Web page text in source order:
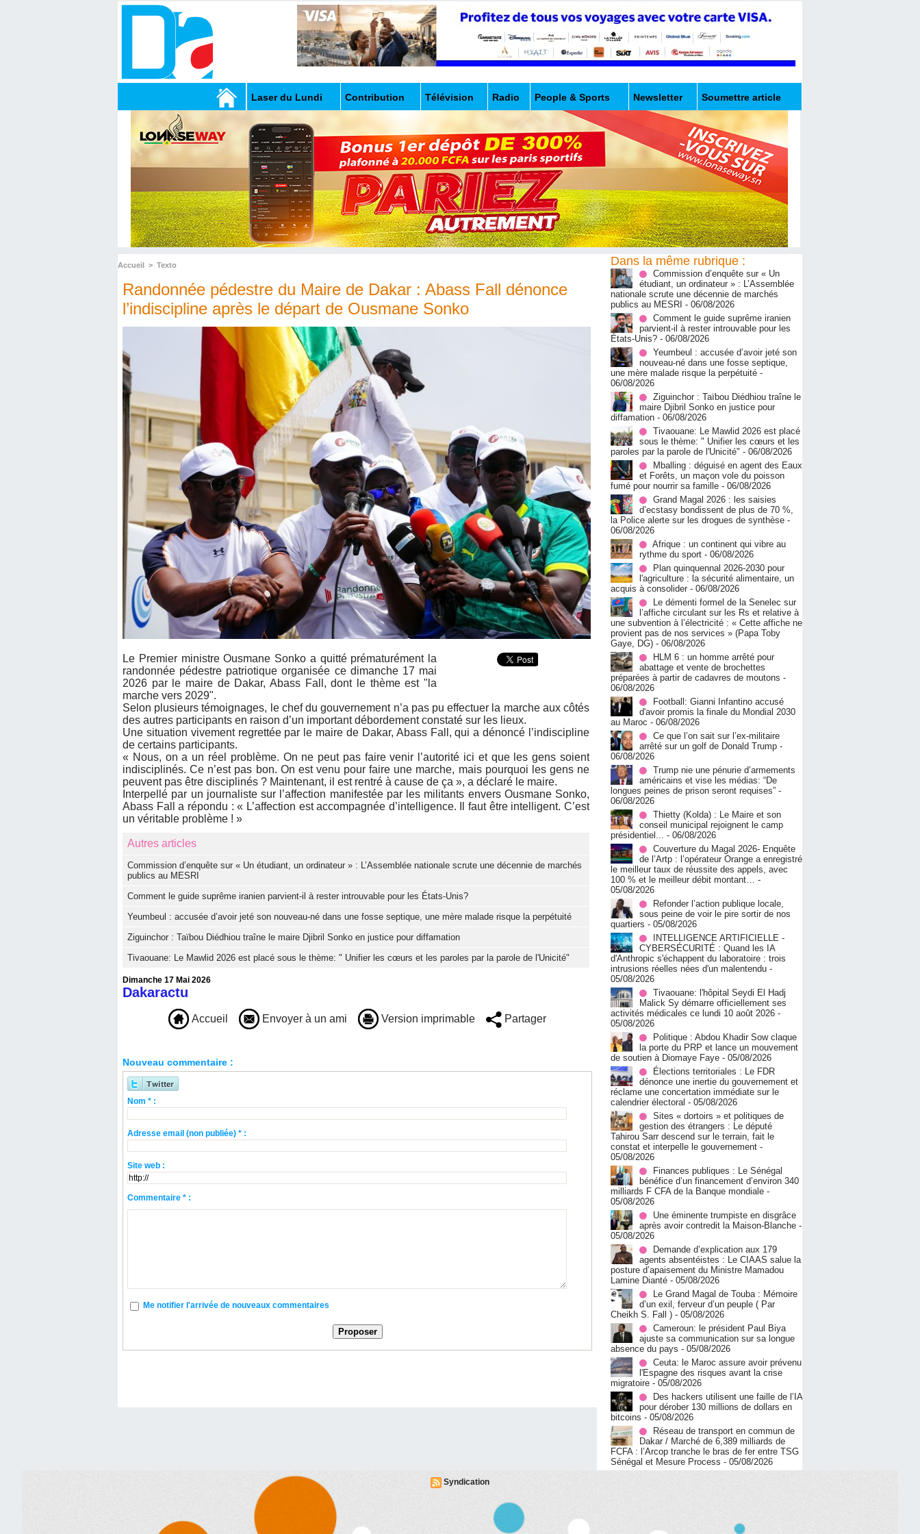
Laser du Lundi Contribution Télévision Radio People & Sports Newsletter Soumettre article
Accueil > Texto
Randonnée pédestre du Maire de Dakar : Abass Fall dénonce
l’indiscipline après le départ de Ousmane Sonko
Le Premier ministre Ousmane Sonko a quitté prématurément la
randonnée pédestre patriotique organisée ce dimanche 17 mai
2026 par le maire de Dakar, Abass Fall, dont le thème est "la
marche vers 2029".
Selon plusieurs témoignages, le chef du gouvernement n’a pas pu effectuer la marche aux côtés
des autres participants en raison d’un important débordement constaté sur les lieux.
Une situation vivement regrettée par le maire de Dakar, Abass Fall, qui a dénoncé l’indiscipline
de certains participants.
« Nous, on a un réel problème. On ne peut pas faire venir l’autorité ici et que les gens soient
indisciplinés. Ce n’est pas bon. On est venu pour faire une marche, mais pourquoi les gens ne
peuvent pas être disciplinés ? Maintenant, il est rentré à cause de ça », a déclaré le maire.
Interpellé par un journaliste sur l’affection manifestée par les militants envers Ousmane Sonko,
Abass Fall a répondu : « L’affection est accompagnée d’intelligence. Il faut être intelligent. C’est
un véritable problème ! »
Autres articles
Commission d’enquête sur « Un étudiant, un ordinateur » : L’Assemblée nationale scrute une décennie de marchés
publics au MESRI
Comment le guide suprême iranien parvient-il à rester introuvable pour les États-Unis?
Yeumbeul : accusée d’avoir jeté son nouveau-né dans une fosse septique, une mère malade risque la perpétuité
Ziguinchor : Taïbou Diédhiou traîne le maire Djibril Sonko en justice pour diffamation
Tivaouane: Le Mawlid 2026 est placé sous le thème: " Unifier les cœurs et les paroles par la parole de l'Unicité"
Dimanche 17 Mai 2026
Dakaractu
Accueil Envoyer à un ami Version imprimable Partager
Nouveau commentaire :
Nom * :
Adresse email (non publiée) * :
Site web :
Commentaire * :
Me notifier l'arrivée de nouveaux commentaires
Dans la même rubrique :
Commission d’enquête sur « Un
étudiant, un ordinateur » : L’Assemblée
nationale scrute une décennie de marchés
publics au MESRI - 06/08/2026
Comment le guide suprême iranien
parvient-il à rester introuvable pour les
États-Unis? - 06/08/2026
Yeumbeul : accusée d’avoir jeté son
nouveau-né dans une fosse septique,
une mère malade risque la perpétuité -
06/08/2026
Ziguinchor : Taïbou Diédhiou traîne le
maire Djibril Sonko en justice pour
diffamation - 06/08/2026
Tivaouane: Le Mawlid 2026 est placé
sous le thème: " Unifier les cœurs et les
paroles par la parole de l'Unicité" - 06/08/2026
Mballing : déguisé en agent des Eaux
et Forêts, un maçon vole du poisson
fumé pour nourrir sa famille - 06/08/2026
Grand Magal 2026 : les saisies
d’ecstasy bondissent de plus de 70 %,
la Police alerte sur les drogues de synthèse -
06/08/2026
Afrique : un continent qui vibre au
rythme du sport - 06/08/2026
Plan quinquennal 2026-2030 pour
l'agriculture : la sécurité alimentaire, un
acquis à consolider - 06/08/2026
Le démenti formel de la Senelec sur
l’affiche circulant sur les Rs et relative à
une subvention à l’électricité : « Cette affiche ne
provient pas de nos services » (Papa Toby
Gaye, DG) - 06/08/2026
HLM 6 : un homme arrêté pour
abattage et vente de brochettes
préparées à partir de cadavres de moutons -
06/08/2026
Football: Gianni Infantino accusé
d'avoir promis la finale du Mondial 2030
au Maroc - 06/08/2026
Ce que l’on sait sur l’ex-militaire
arrêté sur un golf de Donald Trump -
06/08/2026
Trump nie une pénurie d’armements
américains et vise les médias: “De
longues peines de prison seront requises” -
06/08/2026
‎Thietty (Kolda) : Le Maire et son
conseil municipal rejoignent le camp
présidentiel... - 06/08/2026
Couverture du Magal 2026- Enquête
de l’Artp : l’opérateur Orange a enregistré
le meilleur taux de réussite des appels, avec
100 % et le meilleur débit montant… -
05/08/2026
Refonder l’action publique locale,
sous peine de voir le pire sortir de nos
quartiers - 05/08/2026
INTELLIGENCE ARTIFICIELLE -
CYBERSÉCURITÉ : Quand les IA
d'Anthropic s'échappent du laboratoire : trois
intrusions réelles nées d'un malentendu -
05/08/2026
Tivaouane: l'hôpital Seydi El Hadj
Malick Sy démarre officiellement ses
activités médicales ce lundi 10 août 2026 -
05/08/2026
Politique : Abdou Khadir Sow claque
la porte du PRP et lance un mouvement
de soutien à Diomaye Faye - 05/08/2026
Élections territoriales : Le FDR
dénonce une inertie du gouvernement et
réclame une concertation immédiate sur le
calendrier électoral - 05/08/2026
Sites « dortoirs » et politiques de
gestion des étrangers : Le député
Tahirou Sarr descend sur le terrain, fait le
constat et interpelle le gouvernement -
05/08/2026
Finances publiques : Le Sénégal
bénéfice d’un financement d’environ 340
milliards F CFA de la Banque mondiale -
05/08/2026
Une éminente trumpiste en disgrâce
après avoir contredit la Maison-Blanche -
05/08/2026
Demande d’explication aux 179
agents absentéistes : Le CIAAS salue la
posture d’apaisement du Ministre Mamadou
Lamine Dianté - 05/08/2026
Le Grand Magal de Touba : Mémoire
d’un exil, ferveur d’un peuple ( Par
Cheikh S. Fall ) - 05/08/2026
Cameroun: le président Paul Biya
ajuste sa communication sur sa longue
absence du pays - 05/08/2026
Ceuta: le Maroc assure avoir prévenu
l'Espagne des risques avant la crise
migratoire - 05/08/2026
Des hackers utilisent une faille de l’IA
pour dérober 130 millions de dollars en
bitcoins - 05/08/2026
Réseau de transport en commun de
Dakar / Marché de 6,389 milliards de
FCFA : l’Arcop tranche le bras de fer entre TSG
Sénégal et Mesure Process - 05/08/2026
Syndication